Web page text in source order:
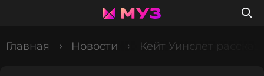
Главная Новости Кейт Уинслет